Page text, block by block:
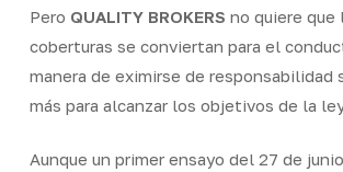
Pero QUALITY BROKERS no quiere que
coberturas se conviertan para el
manera de eximirse de responsabilidad
más para alcanzar los objetivos de la
Aunque un primer ensayo del 27 de